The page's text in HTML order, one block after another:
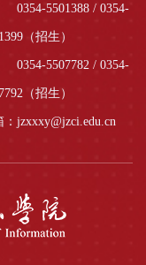
0354-5501388 / 0354-
（招生）
0354-5507782 / 0354-
（招生）
：jzxxxy@jzci.edu.cn